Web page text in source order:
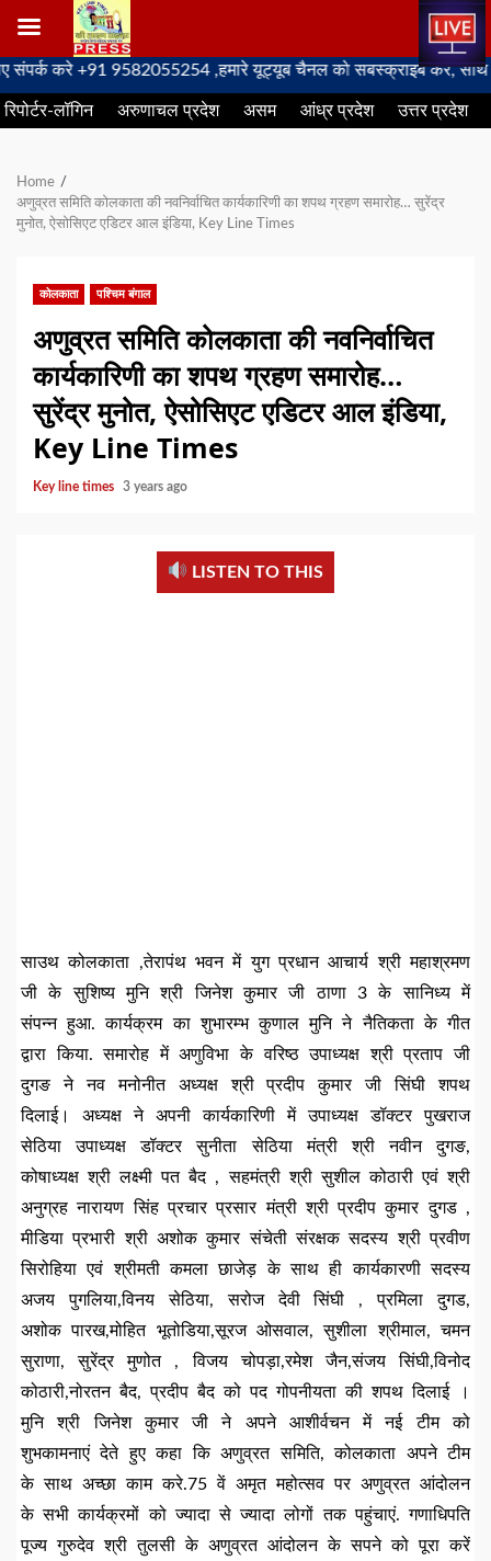
Skip
to
content
करे +91 9582055254 ,हमारे यूट्यूब चैनल को सबस्क्राइब करें, साथ मे
रिपोर्टर-लॉगिन अरुणाचल प्रदेश असम आंध्र प्रदेश उत्तर प्रदेश
Home
अणुव्रत समिति कोलकाता की नवनिर्वाचित कार्यकारिणी का शपथ ग्रहण समारोह… सुरेंद्र
मुनोत, ऐसोसिएट एडिटर आल इंडिया, Key Line Times
कोलकाता पश्चिम बंगाल
अणुव्रत समिति कोलकाता की नवनिर्वाचित
कार्यकारिणी का शपथ ग्रहण समारोह…
सुरेंद्र मुनोत, ऐसोसिएट एडिटर आल इंडिया,
Key Line Times
Key line times 3 years ago
LISTEN TO THIS
साउथ कोलकाता ,तेरापंथ भवन में युग प्रधान आचार्य श्री महाश्रमण
जी के सुशिष्य मुनि श्री जिनेश कुमार जी ठाणा 3 के सानिध्य में
संपन्न हुआ. कार्यक्रम का शुभारम्भ कुणाल मुनि ने नैतिकता के गीत
द्वारा किया. समारोह में अणुविभा के वरिष्ठ उपाध्यक्ष श्री प्रताप जी
दुगङ ने नव मनोनीत अध्यक्ष श्री प्रदीप कुमार जी सिंघी शपथ
दिलाई। अध्यक्ष ने अपनी कार्यकारिणी में उपाध्यक्ष डॉक्टर पुखराज
सेठिया उपाध्यक्ष डॉक्टर सुनीता सेठिया मंत्री श्री नवीन दुगङ,
कोषाध्यक्ष श्री लक्ष्मी पत बैद , सहमंत्री श्री सुशील कोठारी एवं श्री
अनुग्रह नारायण सिंह प्रचार प्रसार मंत्री श्री प्रदीप कुमार दुगड ,
मीडिया प्रभारी श्री अशोक कुमार संचेती संरक्षक सदस्य श्री प्रवीण
सिरोहिया एवं श्रीमती कमला छाजेड़ के साथ ही कार्यकारणी सदस्य
अजय पुगलिया,विनय सेठिया, सरोज देवी सिंघी , प्रमिला दुगड,
अशोक पारख,मोहित भूतोडिया,सूरज ओसवाल, सुशीला श्रीमाल, चमन
सुराणा, सुरेंद्र मुणोत , विजय चोपड़ा,रमेश जैन,संजय सिंघी,विनोद
कोठारी,नोरतन बैद, प्रदीप बैद को पद गोपनीयता की शपथ दिलाई ।
मुनि श्री जिनेश कुमार जी ने अपने आशीर्वचन में नई टीम को
शुभकामनाएं देते हुए कहा कि अणुव्रत समिति, कोलकाता अपने टीम
के साथ अच्छा काम करे.75 वें अमृत महोत्सव पर अणुव्रत आंदोलन
के सभी कार्यक्रमों को ज्यादा से ज्यादा लोगों तक पहुंचाएं. गणाधिपति
पूज्य गुरुदेव श्री तुलसी के अणुव्रत आंदोलन के सपने को पूरा करें